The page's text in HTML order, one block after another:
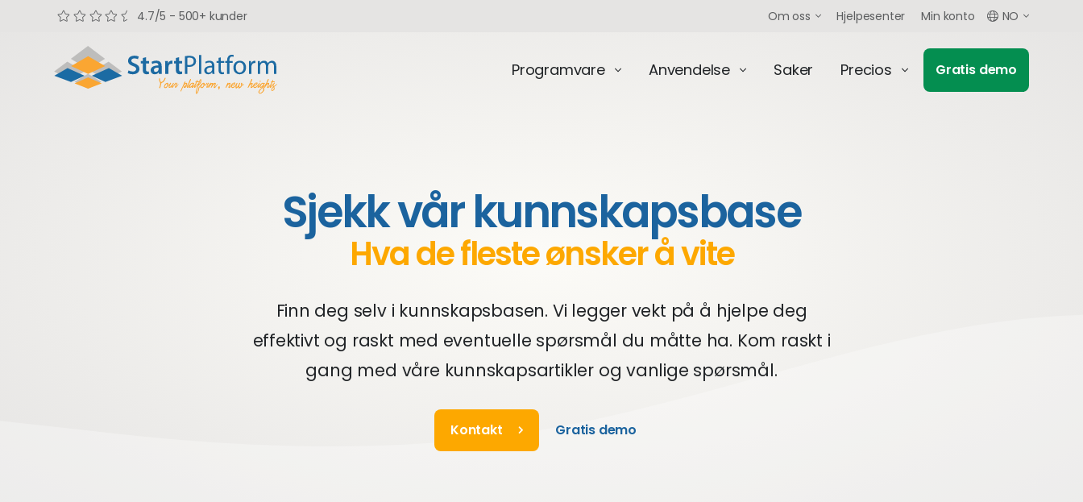
Sjekk vår kunnskapsbase
Hva de fleste ønsker å vite
Finn deg selv i kunnskapsbasen. Vi legger vekt på å hjelpe deg
effektivt og raskt med eventuelle spørsmål du måtte ha. Kom raskt i
gang med våre kunnskapsartikler og vanlige spørsmål.
Kontakt Gratis demo
4.7/5 - 500+ kunder Om oss Hjelpesenter Min konto NO
Programvare Anvendelse Saker Precios Gratis demo